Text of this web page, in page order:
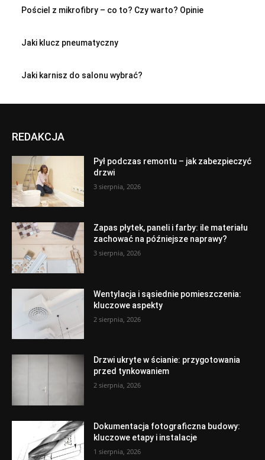
Pościel z mikrofibry – co to? Czy warto? Opinie
Jaki klucz pneumatyczny
Jaki karnisz do salonu wybrać?
REDAKCJA
Pył podczas remontu – jak zabezpieczyć
drzwi
3 sierpnia, 2026
Zapas płytek, paneli i farby: ile materiału
zachować na późniejsze naprawy?
3 sierpnia, 2026
Wentylacja i sąsiednie pomieszczenia:
kluczowe aspekty
2 sierpnia, 2026
Drzwi ukryte w ścianie: przygotowania
przed tynkowaniem
2 sierpnia, 2026
Dokumentacja fotograficzna budowy:
kluczowe etapy i instalacje
1 sierpnia, 2026